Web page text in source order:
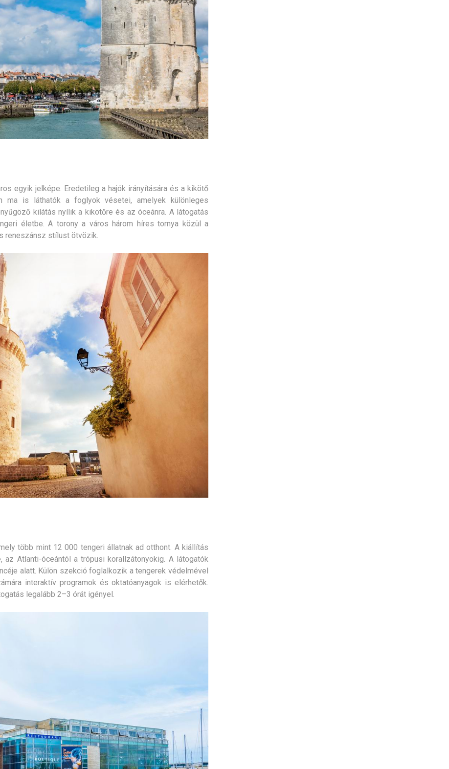
egyik jelképe. Eredetileg a hajók irányítására és a kikötő
ma is láthatók a foglyok vésetei, amelyek különleges
kilátás nyílik a kikötőre és az óceánra. A látogatás
életbe. A torony a város három híres tornya közül a
reneszánsz stílust ötvözik.
több mint 12 000 tengeri állatnak ad otthont. A kiállítás
Atlanti-óceántól a trópusi korallzátonyokig. A látogatók
alatt. Külön szekció foglalkozik a tengerek védelmével
interaktív programok és oktatóanyagok is elérhetők.
legalább 2–3 órát igényel.